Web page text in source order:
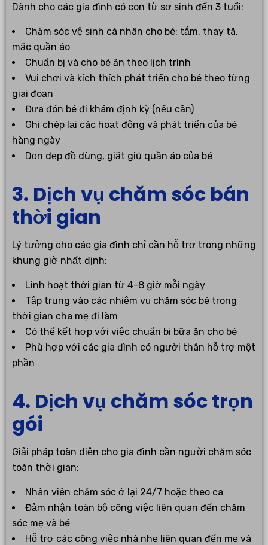
Dành cho các gia đình có con từ sơ sinh đến 3 tuổi:
Chăm sóc vệ sinh cá nhân cho bé: tắm, thay tã,
mặc quần áo
Chuẩn bị và cho bé ăn theo lịch trình
Vui chơi và kích thích phát triển cho bé theo từng
giai đoạn
Đưa đón bé đi khám định kỳ (nếu cần)
Ghi chép lại các hoạt động và phát triển của bé
hàng ngày
Dọn dẹp đồ dùng, giặt giũ quần áo của bé
3. Dịch vụ chăm sóc bán
thời gian
Lý tưởng cho các gia đình chỉ cần hỗ trợ trong những
khung giờ nhất định:
Linh hoạt thời gian từ 4-8 giờ mỗi ngày
Tập trung vào các nhiệm vụ chăm sóc bé trong
thời gian cha mẹ đi làm
Có thể kết hợp với việc chuẩn bị bữa ăn cho bé
Phù hợp với các gia đình có người thân hỗ trợ một
phần
4. Dịch vụ chăm sóc trọn
gói
Giải pháp toàn diện cho gia đình cần người chăm sóc
toàn thời gian:
Nhân viên chăm sóc ở lại 24/7 hoặc theo ca
Đảm nhận toàn bộ công việc liên quan đến chăm
sóc mẹ và bé
Hỗ trợ các công việc nhà nhẹ liên quan đến mẹ và